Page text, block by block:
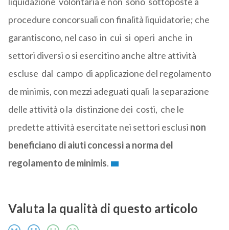
procedure concorsuali con finalità liquidatorie; che
garantiscono, nel caso in cui si operi anche in
settori diversi o si esercitino anche altre attività
escluse dal campo di applicazione del regolamento
de minimis, con mezzi adeguati quali la separazione
delle attività o la distinzione dei costi, che le
predette attività esercitate nei settori esclusi non
beneficiano di aiuti concessi a norma del
regolamento de minimis.
Valuta la qualità di questo articolo